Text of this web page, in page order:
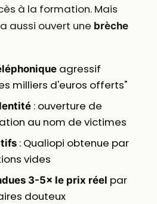
à la formation. Mais
aussi ouvert une brèche
agressif
milliers d'euros offerts"
: ouverture de
au nom de victimes
: Qualiopi obtenue par
vides
3-5× le prix réel par
douteux